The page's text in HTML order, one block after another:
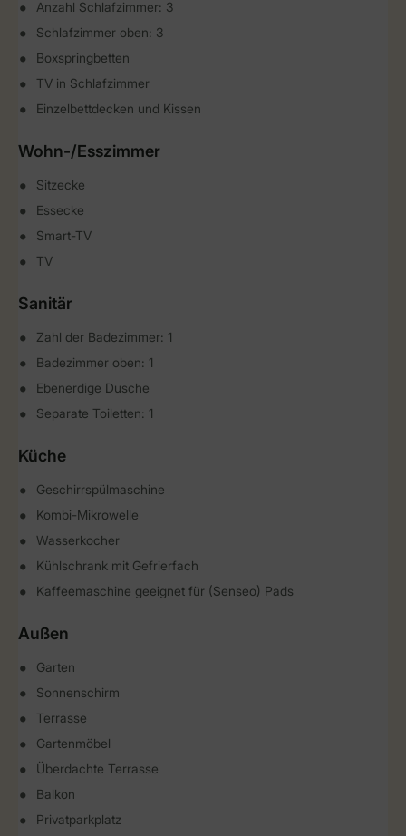
Anzahl Schlafzimmer: 3
Schlafzimmer oben: 3
Boxspringbetten
TV in Schlafzimmer
Einzelbettdecken und Kissen
Wohn-/Esszimmer
Sitzecke
Essecke
Smart-TV
TV
Sanitär
Zahl der Badezimmer: 1
Badezimmer oben: 1
Ebenerdige Dusche
Separate Toiletten: 1
Küche
Geschirrspülmaschine
Kombi-Mikrowelle
Wasserkocher
Kühlschrank mit Gefrierfach
Kaffeemaschine geeignet für (Senseo) Pads
Außen
Garten
Sonnenschirm
Terrasse
Gartenmöbel
Überdachte Terrasse
Balkon
Privatparkplatz